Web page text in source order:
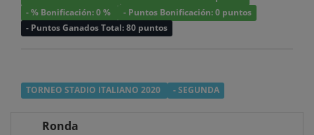
- % Bonificación: 0 %
- Puntos Bonificación: 0 puntos
- Puntos Ganados Total: 80 puntos
TORNEO STADIO ITALIANO 2020 - SEGUNDA
Ronda